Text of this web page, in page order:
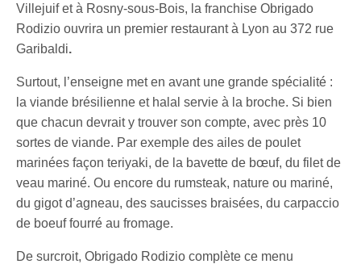
Villejuif et à Rosny-sous-Bois, la franchise Obrigado
Rodizio ouvrira un premier restaurant à Lyon au 372 rue
Garibaldi.
Surtout, l’enseigne met en avant une grande spécialité :
la viande brésilienne et halal servie à la broche. Si bien
que chacun devrait y trouver son compte, avec près 10
sortes de viande. Par exemple des ailes de poulet
marinées façon teriyaki, de la bavette de bœuf, du filet de
veau mariné. Ou encore du rumsteak, nature ou mariné,
du gigot d’agneau, des saucisses braisées, du carpaccio
de boeuf fourré au fromage.
De surcroit, Obrigado Rodizio complète ce menu